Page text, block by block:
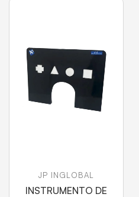
JP INGLOBAL
INSTRUMENTO DE